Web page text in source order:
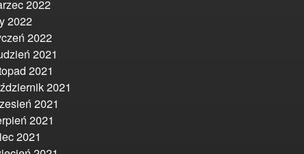
2022
2022
2022
2021
2021
2021
2021
2021
2021